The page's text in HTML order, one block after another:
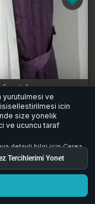
takımı
yurutulmesi ve
icin
size yonelik
ve ucuncu taraf
detayli bilgi icinCerez
Tercihlerimi Yonet